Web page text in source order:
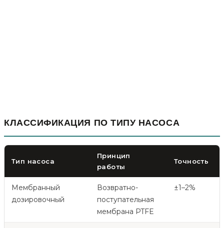
КЛАССИФИКАЦИЯ ПО ТИПУ НАСОСА
Тип насоса
Принцип
работы
Точность
Мембранный
дозировочный
Возвратно-
поступательная
мембрана PTFE
±1–2%